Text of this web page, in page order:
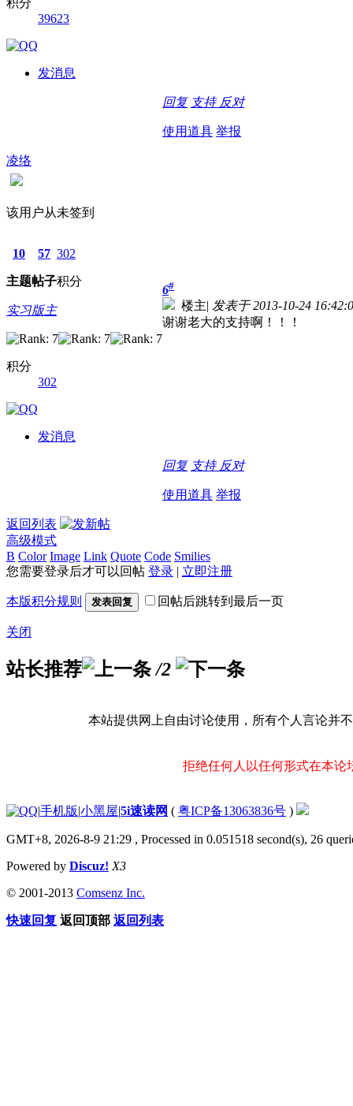
39623
发消息
回复 支持 反对
使用道具 举报
凌络
该用户从未签到
10
主题
57
帖子
302
积分
实习版主
积分
302
发消息
6#
楼主| 发表于 2013-10-24
谢谢老大的支持啊！！！
回复 支持 反对
使用道具 举报
返回列表
高级模式
B Color Image Link Quote Code Smilies
您需要登录后才可以回帖 登录 | 立即注册
本版积分规则 发表回复 回帖后跳转到最后一页
关闭
站长推荐 /2
本站提供网上自由讨论使用，所有个人言论并
拒绝任何人以任何形式在本论
|手机版|小黑屋|5i速读网 ( 粤ICP备13063836号 )
GMT+8, 2026-8-9 21:29 , Processed in 0.051518 second(s), 26
Powered by Discuz! X3
© 2001-2013 Comsenz Inc.
快速回复 返回顶部 返回列表